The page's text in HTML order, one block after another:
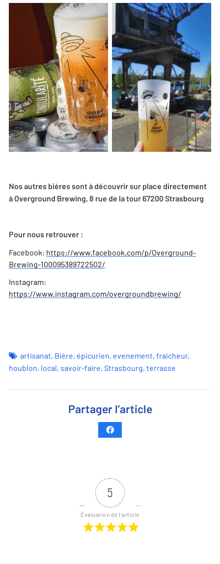
Nos autres bières sont à découvrir sur place directement
à Overground Brewing, 8 rue de la tour 67200 Strasbourg
Pour nous retrouver :
Facebook: https://www.facebook.com/p/Overground-
Brewing-100095389722502/
Instagram:
https://www.instagram.com/overgroundbrewing/
artisanat, Bière, épicurien, evenement,fraicheur,
houblon, local, savoir-faire, Strasbourg, terrasse
Partager l’article
5
Évaluation de l'article